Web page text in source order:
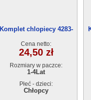
Komplet chlopiecy 4283-
Cena netto:
24,50 zł
Rozmiary w paczce:
1-4Lat
Płeć - dzieci:
Chłopcy